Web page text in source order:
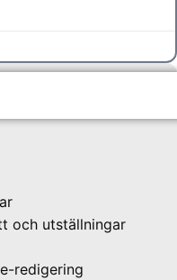
och utställningar
redigering